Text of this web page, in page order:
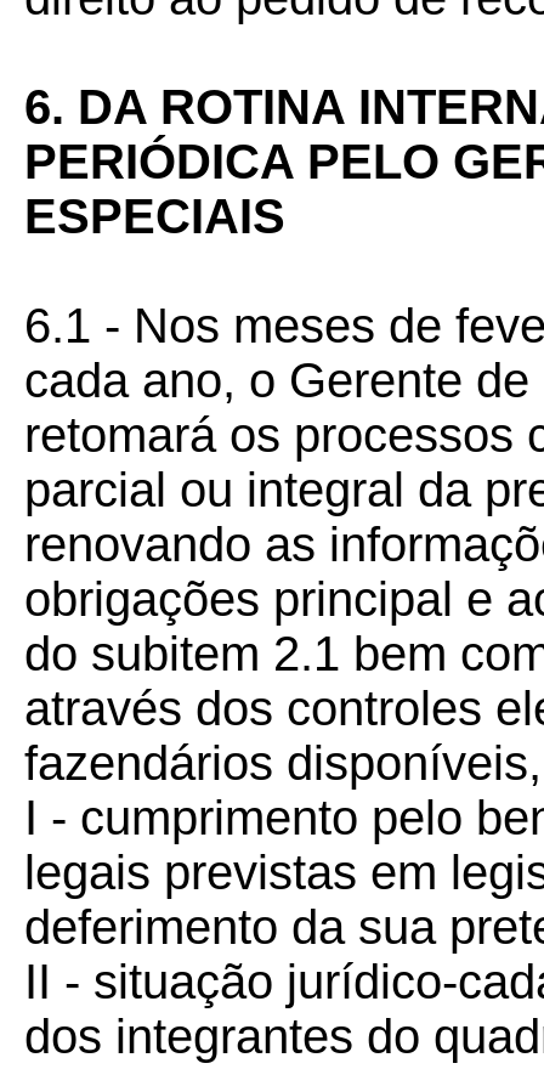
6. DA ROTINA
PERIÓDICA PELO
ESPECIAIS
6.1 - Nos meses de
cada ano, o Gerente
retomará os processos
parcial ou integral da
renovando as
obrigações principal e
do subitem 2.1 bem
através dos controles
fazendários
I - cumprimento pelo
legais previstas em
deferimento da sua
II - situação jurídico-
dos integrantes do